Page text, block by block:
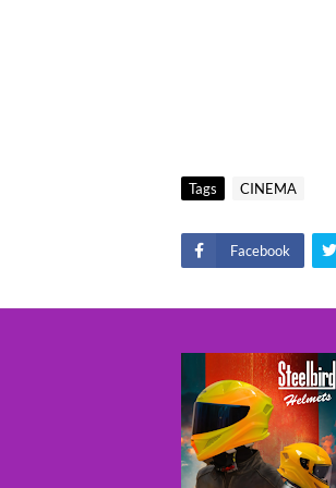
Tags CINEMA
Facebook